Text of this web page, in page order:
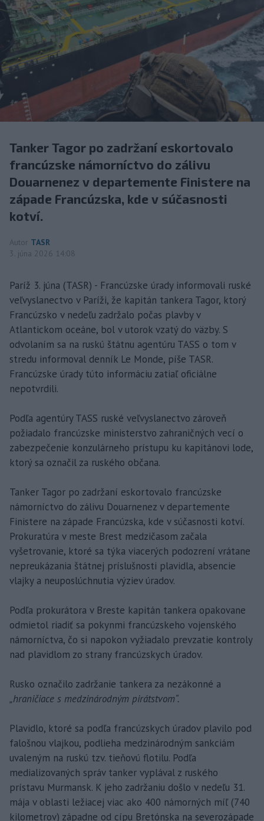
Tanker Tagor po zadržaní eskortovalo
francúzske námorníctvo do zálivu
Douarnenez v departemente Finistere na
západe Francúzska, kde v súčasnosti
kotví.
Autor TASR
3. júna 2026 14:08
Paríž 3. júna (TASR) - Francúzske úrady informovali ruské
veľvyslanectvo v Paríži, že kapitán tankera Tagor, ktorý
Francúzsko v nedeľu zadržalo počas plavby v
Atlantickom oceáne, bol v utorok vzatý do väzby. S
odvolaním sa na ruskú štátnu agentúru TASS o tom v
stredu informoval denník Le Monde, píše TASR.
Francúzske úrady túto informáciu zatiaľ oficiálne
nepotvrdili.
Podľa agentúry TASS ruské veľvyslanectvo zároveň
požiadalo francúzske ministerstvo zahraničných vecí o
zabezpečenie konzulárneho prístupu ku kapitánovi lode,
ktorý sa označil za ruského občana.
Tanker Tagor po zadržaní eskortovalo francúzske
námorníctvo do zálivu Douarnenez v departemente
Finistere na západe Francúzska, kde v súčasnosti kotví.
Prokuratúra v meste Brest medzičasom začala
vyšetrovanie, ktoré sa týka viacerých podozrení vrátane
nepreukázania štátnej príslušnosti plavidla, absencie
vlajky a neuposlúchnutia výziev úradov.
Podľa prokurátora v Breste kapitán tankera opakovane
odmietol riadiť sa pokynmi francúzskeho vojenského
námorníctva, čo si napokon vyžiadalo prevzatie kontroly
nad plavidlom zo strany francúzskych úradov.
Rusko označilo zadržanie tankera za nezákonné a
„hraničiace s medzinárodným pirátstvom“.
Plavidlo, ktoré sa podľa francúzskych úradov plavilo pod
falošnou vlajkou, podlieha medzinárodným sankciám
uvaleným na ruskú tzv. tieňovú flotilu. Podľa
medializovaných správ tanker vyplával z ruského
prístavu Murmansk. K jeho zadržaniu došlo v nedeľu 31.
mája v oblasti ležiacej viac ako 400 námorných míľ (740
kilometrov) západne od cípu Bretónska na severozápade